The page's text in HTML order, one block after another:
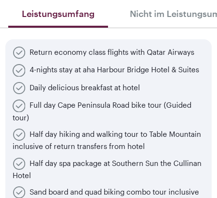
Leistungsumfang Nicht im
Return economy class flights with Qatar Airways
4-nights stay at aha Harbour Bridge Hotel & Suites
Daily delicious breakfast at hotel
Full day Cape Peninsula Road bike tour (Guided
tour)
Half day hiking and walking tour to Table Mountain
inclusive of return transfers from hotel
Half day spa package at Southern Sun the Cullinan
Hotel
Sand board and quad biking combo tour inclusive